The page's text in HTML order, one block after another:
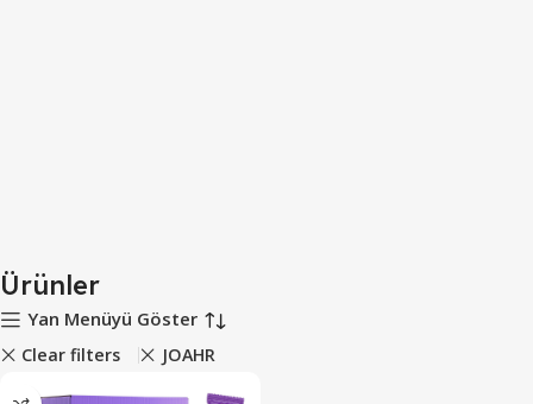
Ürünler
Yan Menüyü Göster
Clear filters JOAHR